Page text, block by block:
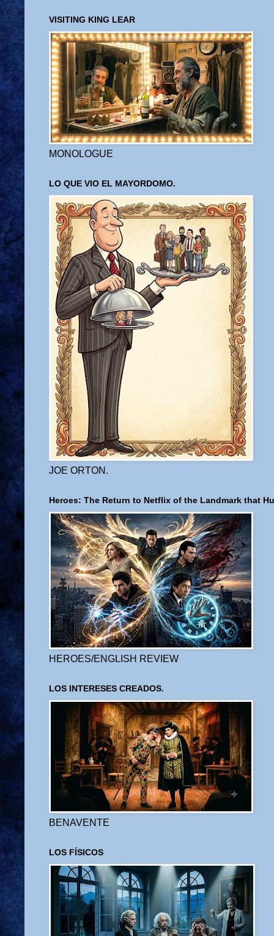
VISITING KING LEAR
MONOLOGUE
LO QUE VIO EL MAYORDOMO.
JOE ORTON.
Heroes: The Return to Netflix of the Landmark that
HEROES/ENGLISH REVIEW
LOS INTERESES CREADOS.
BENAVENTE
LOS FÍSICOS